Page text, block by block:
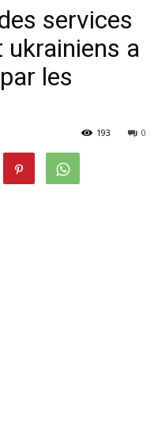
services
ukrainiens a
les
0
193